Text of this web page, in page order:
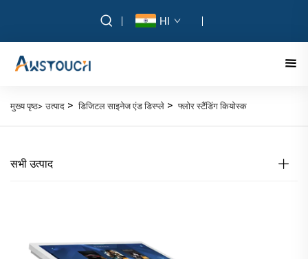
HI
मुख्य पृष्ठ> उत्पाद >डिजिटल साइनेज एंड डिस्प्ले >फ्लोर स्टैंडिंग कियोस्क
सभी उत्पाद